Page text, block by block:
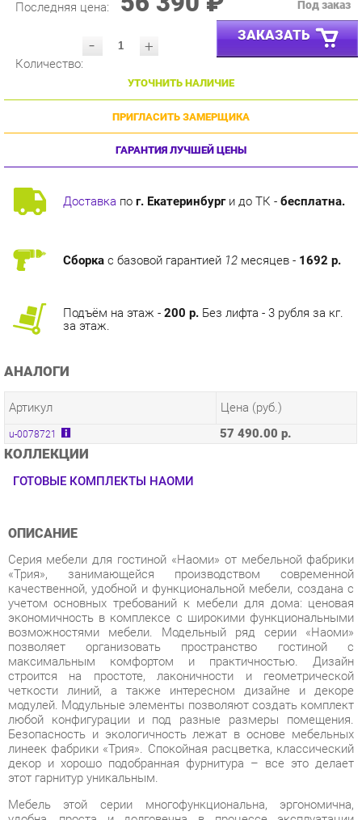
- ЗАКАЗАТЬ
УТОЧНИТЬ НАЛИЧИЕ
ПРИГЛАСИТЬ ЗАМЕРЩИКА
ГАРАНТИЯ ЛУЧШЕЙ ЦЕНЫ
Доставкапог. Екатеринбурги до ТК -бесплатна.
АНАЛОГИ
Артикул
u-0078721 57 490.00 р.
КОЛЛЕКЦИИ
ГОТОВЫЕ КОМПЛЕКТЫ НАОМИ
ОПИСАНИЕ
«Трия», занимающейся производством современной
качественной, удобной и функциональной мебели, создана с
учетом основных требований к мебели для дома: ценовая
экономичность в комплексе с широкими функциональными
возможностями мебели. Модельный ряд серии «Наоми»
позволяет организовать пространство гостиной с
максимальным комфортом и практичностью. Дизайн
строится на простоте, лаконичности и геометрической
четкости линий, а также интересном дизайне и декоре
модулей. Модульные элементы позволяют создать комплект
любой конфигурации и под разные размеры помещения.
Безопасность и экологичность лежат в основе мебельных
линеек фабрики «Трия». Спокойная расцветка, классический
декор и хорошо подобранная фурнитура – все это делает
этот гарнитур уникальным.
Мебель этой серии многофункциональна, эргономична,
удобна, проста и долговечна в процессе эксплуатации
(покрытие материалов обеспечивает защиту от истирания,
мелких сколов и царапин). Коллекция «Наоми» - это
отличный вариант для построения оптимального
пространства даже небольшой комнаты. В данной серии на